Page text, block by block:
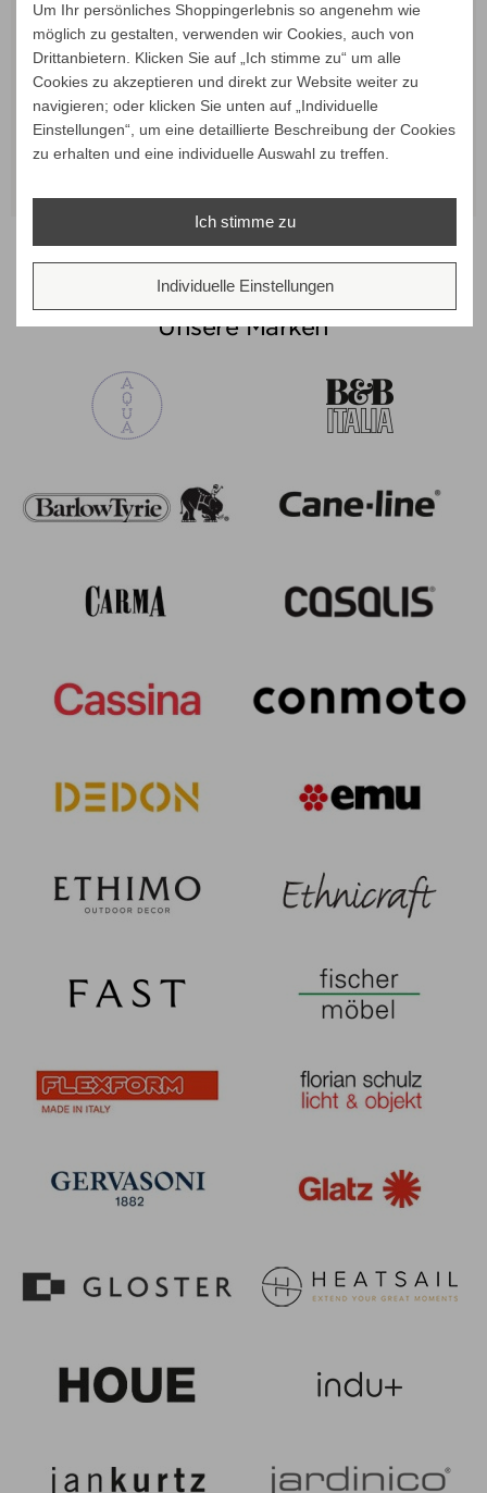
Verkaufspreis
ab 2.293,00 €
Preis
2.162,30 €
Weishäupl Trend Schirm
250 x 250 cm, Mixed
Verkaufspreis
ab 2.385,00 €
Preis
2.249,06 €
Weishäupl Trend Schirm
300 x 300 cm
Unsere Marken
Um Ihr persönliches Shoppingerlebnis so angenehm wie
möglich zu gestalten, verwenden wir Cookies, auch von
Drittanbietern. Klicken Sie auf „Ich stimme zu“ um alle
Cookies zu akzeptieren und direkt zur Website weiter zu
navigieren; oder klicken Sie unten auf „Individuelle
Einstellungen“, um eine detaillierte Beschreibung der Cookies
zu erhalten und eine individuelle Auswahl zu treffen.
Ich stimme zu
Individuelle Einstellungen